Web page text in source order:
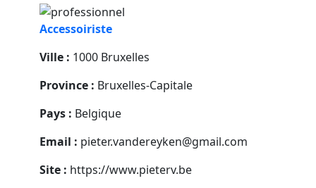
Accessoiriste
Ville : 1000 Bruxelles
Province : Bruxelles-Capitale
Pays : Belgique
Email : pieter.vandereyken@gmail.com
Site : https://www.pieterv.be